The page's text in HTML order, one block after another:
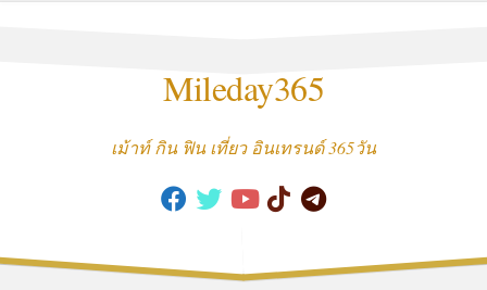
Mileday365
เม้าท์ กิน ฟิน เที่ยว อินเทรนด์ 365วัน